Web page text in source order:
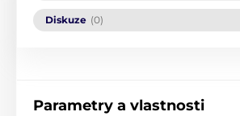
Diskuze (0)
Parametry a vlastnosti